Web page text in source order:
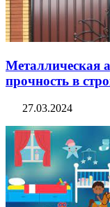
Металлическая
прочность в
27.03.2024